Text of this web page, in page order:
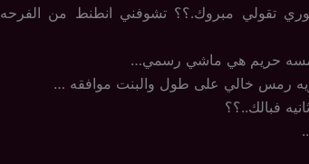
تقولي مبروك.؟؟ تشوفني انطنط من الفرحه
رمسه حريم هي ماشي رسمي…
رمس خالي على طول والبنت موافقه …
فبالك..؟؟